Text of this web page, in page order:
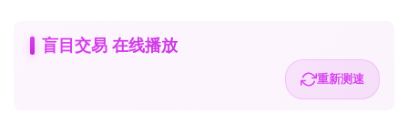
盲目交易 在线播放
重新测速